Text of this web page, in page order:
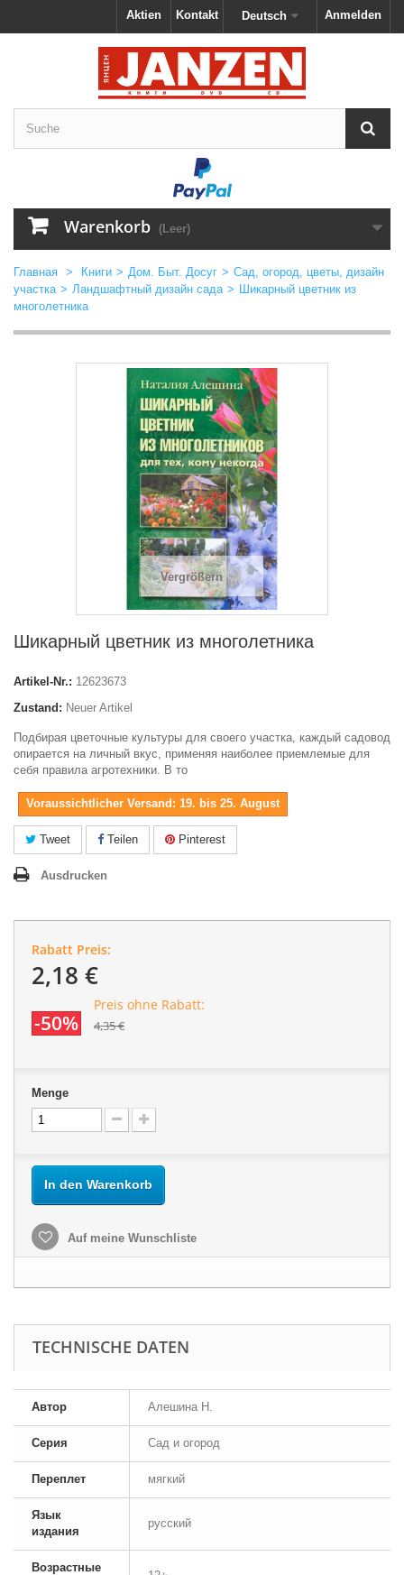
Anmelden
Deutsch
Kontakt
Aktien
Warenkorb (Leer)
Главная > Книги > Дом. Быт. Досуг > Сад, огород, цветы, дизайн
участка > Ландшафтный дизайн сада > Шикарный цветник из
многолетника
Vergrößern
Шикарный цветник из многолетника
Artikel-Nr.: 12623673
Zustand: Neuer Artikel
Подбирая цветочные культуры для своего участка, каждый садовод
опирается на личный вкус, применяя наиболее приемлемые для
себя правила агротехники. В то
Voraussichtlicher Versand: 19. bis 25. August
Tweet Teilen Pinterest
Ausdrucken
Rabatt Preis:
2,18 €
-50%
Preis ohne Rabatt:
4,35 €
Menge
In den Warenkorb
Auf meine Wunschliste
TECHNISCHE DATEN
Автор Алешина Н.
Серия Сад и огород
Переплет мягкий
Язык
издания
русский
Возрастные